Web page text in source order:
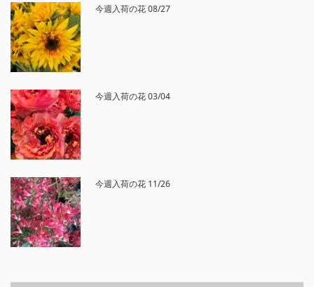
今週入荷の花 08/27
今週入荷の花 03/04
今週入荷の花 11/26